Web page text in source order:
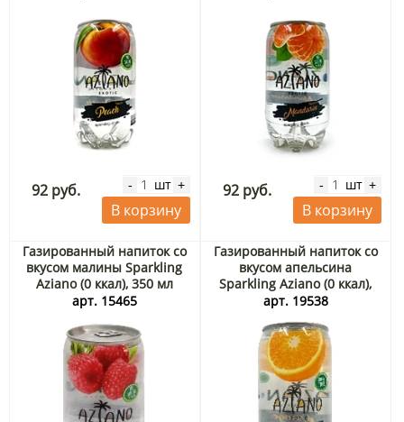
92 руб. - шт +
В корзину
92 руб. - шт +
В корзину
Газированный напиток со
вкусом малины Sparkling
Aziano (0 ккал), 350 мл
арт. 15465
Газированный напиток со
вкусом апельсина
Sparkling Aziano (0 ккал),
350 мл
арт. 19538